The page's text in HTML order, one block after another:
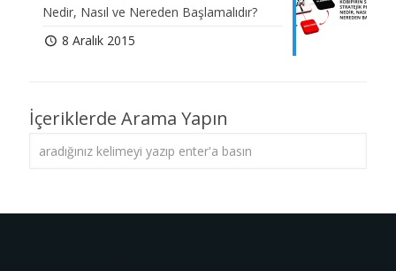
Nedir, Nasıl ve Nereden Başlamalıdır?
8 Aralık 2015
İçeriklerde Arama Yapın